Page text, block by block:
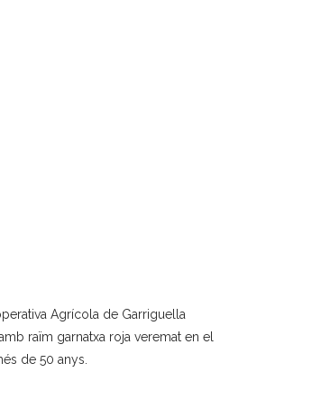
Agrícola de Garriguella
raïm garnatxa roja veremat en el
de 50 anys.